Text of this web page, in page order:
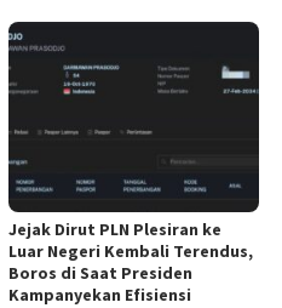
Jejak Dirut PLN Plesiran ke
Luar Negeri Kembali Terendus,
Boros di Saat Presiden
Kampanyekan Efisiensi